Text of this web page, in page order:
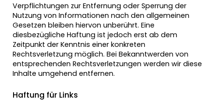
Verpflichtungen zur Entfernung oder Sperrung der
Nutzung von Informationen nach den allgemeinen
Gesetzen bleiben hiervon unberührt. Eine
diesbezügliche Haftung ist jedoch erst ab dem
Zeitpunkt der Kenntnis einer konkreten
Rechtsverletzung möglich. Bei Bekanntwerden von
entsprechenden Rechtsverletzungen werden wir diese
Inhalte umgehend entfernen.
Haftung für Links